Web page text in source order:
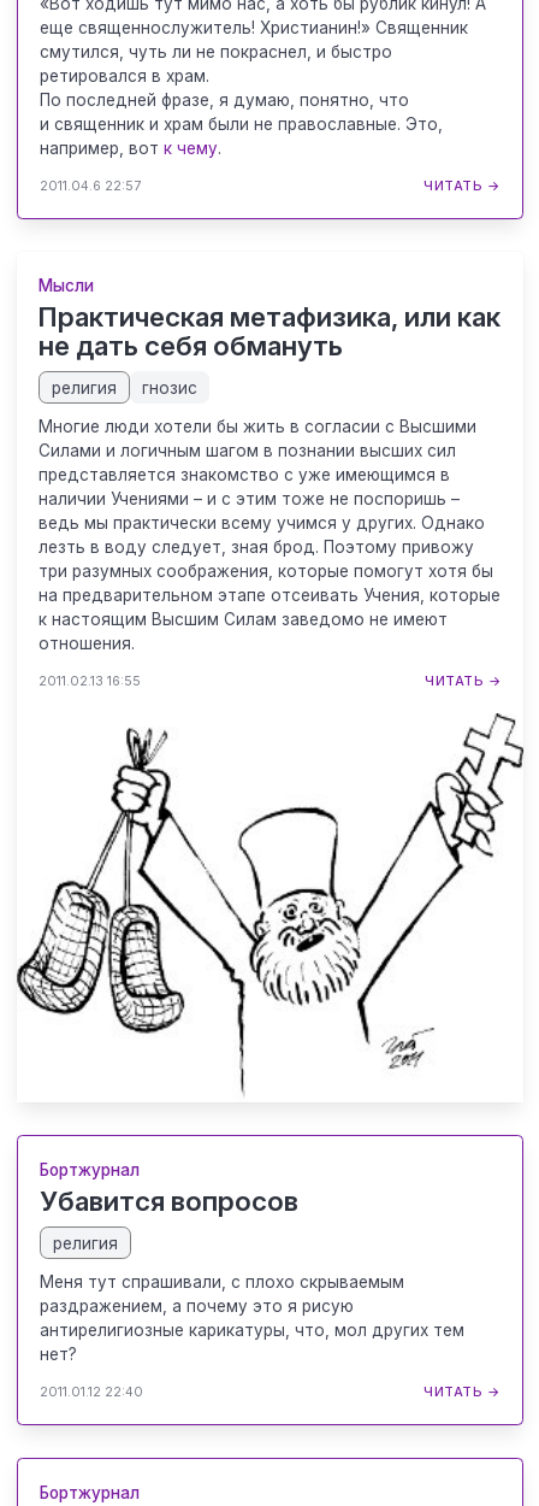
«Вот ходишь тут мимо нас, а хоть бы рублик кинул! А
еще священнослужитель! Христианин!» Священник
смутился, чуть ли не покраснел, и быстро
ретировался в храм.
По последней фразе, я думаю, понятно, что
и священник и храм были не православные. Это,
например, вот к чему.
2011.04.6 22:57 ЧИТАТЬ →
Мысли
Практическая метафизика, или как
не дать себя обмануть
религия гнозис
Многие люди хотели бы жить в согласии с Высшими
Силами и логичным шагом в познании высших сил
представляется знакомство с уже имеющимся в
наличии Учениями – и с этим тоже не поспоришь –
ведь мы практически всему учимся у других. Однако
лезть в воду следует, зная брод. Поэтому привожу
три разумных соображения, которые помогут хотя бы
на предварительном этапе отсеивать Учения, которые
к настоящим Высшим Силам заведомо не имеют
отношения.
2011.02.13 16:55 ЧИТАТЬ →
Бортжурнал
Убавится вопросов
религия
Меня тут спрашивали, с плохо скрываемым
раздражением, а почему это я рисую
антирелигиозные карикатуры, что, мол других тем
нет?
2011.01.12 22:40 ЧИТАТЬ →
Бортжурнал